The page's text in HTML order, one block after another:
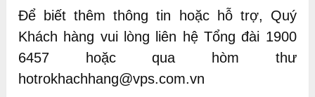
Để biết thêm thông tin hoặc hỗ trợ, Quý
Khách hàng vui lòng liên hệ Tổng đài 1900
6457 hoặc qua hòm thư
hotrokhachhang@vps.com.vn